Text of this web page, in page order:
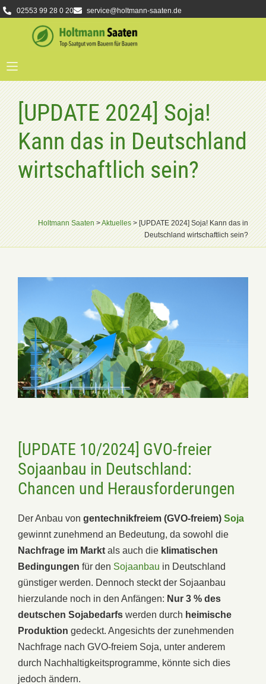
02553 99 28 0 20 service@holtmann-saaten.de
[UPDATE 2024] Soja!
Kann das in Deutschland
wirtschaftlich sein?
Holtmann Saaten>Aktuelles>[UPDATE 2024] Soja! Kann das in
Deutschland wirtschaftlich sein?
[UPDATE 10/2024] GVO-freier
Sojaanbau in Deutschland:
Chancen und Herausforderungen
Der Anbau von gentechnikfreiem (GVO-freiem) Soja
gewinnt zunehmend an Bedeutung, da sowohl die
Nachfrage im Markt als auch die klimatischen
Bedingungen für den Sojaanbau in Deutschland
günstiger werden. Dennoch steckt der Sojaanbau
hierzulande noch in den Anfängen: Nur 3 % des
deutschen Sojabedarfs werden durch heimische
Produktion gedeckt. Angesichts der zunehmenden
Nachfrage nach GVO-freiem Soja, unter anderem
durch Nachhaltigkeitsprogramme, könnte sich dies
jedoch ändern.